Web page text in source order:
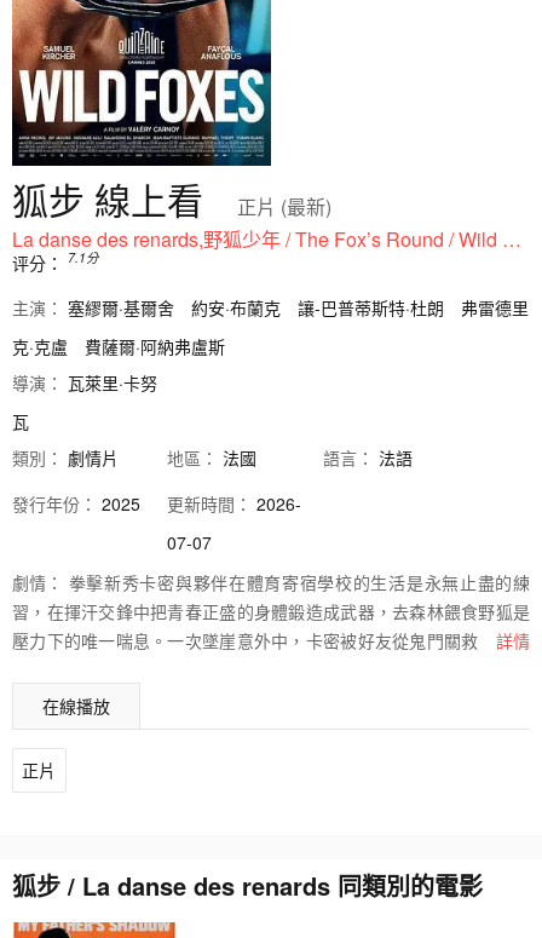
狐步 線上看
正片 (最新)
La danse des renards,野狐少年 / The Fox’s Round / Wild Fox
评分： 7.1分
主演： 塞繆爾·基爾舍 約安·布蘭克 讓-巴普蒂斯特·杜朗
弗雷德里
克·克盧
費薩爾·阿納弗盧斯
導演： 瓦萊里·卡努
瓦
類別： 劇情片 地區： 法國 語言： 法語
發行年份： 2025 更新時間： 2026-
07-07
劇情： 拳擊新秀卡密與夥伴在體育寄宿學校的生活是永無止盡的練
習，在揮汗交鋒中把青春正盛的身體鍛造成武器，去森林餵食野狐是
壓力下的唯一喘息。一次墜崖意外中，卡密被好友從鬼門關救回，傷
一道道陰影。決賽在即，他到底是要持續輸出暴力，還是學習超越自
己？而那些醫學檢查都無法解釋的痛，又該如何被他人理解？
詳情
在線播放
正片
狐步 / La danse des renards 同類別的電影